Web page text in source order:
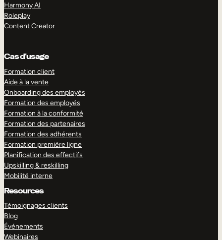
Harmony AI
Roleplay
Content Creator
Cas d’usage
Formation client
Aide à la vente
Onboarding des employés
Formation des employés
Formation à la conformité
Formation des partenaires
Formation des adhérents
Formation première ligne
Planification des effectifs
Upskilling & reskilling
Mobilité interne
Resources
Témoignages clients
Blog
Événements
Webinaires